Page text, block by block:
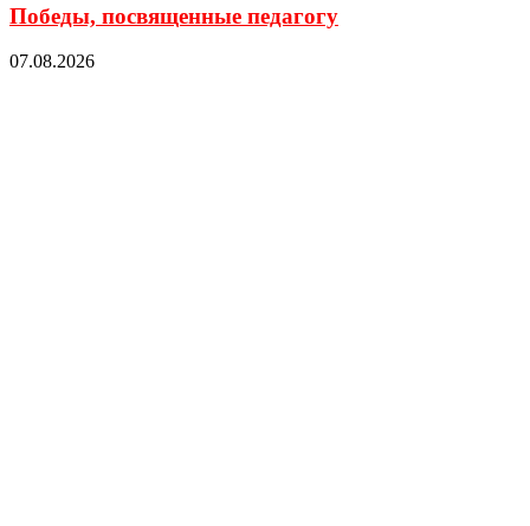
Победы, посвященные педагогу
07.08.2026